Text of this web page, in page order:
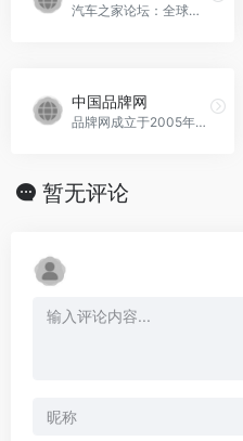
汽车之家论坛：全球领先的汽车论坛，包含车系论坛、品牌论坛、地区论坛以及各种主题论坛等。交流提车作业、汽车维修保养、汽车装饰改装、自驾游，组织参与车友聚会，精彩尽...，汽车之家汽车论坛官网入口网址
中国品牌网
品牌网成立于2005年，是中国领先的品牌大数据一站式服务平台，为用户提供查找和服务品牌的首选解决方案。
暂无评论